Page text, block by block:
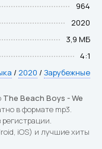
964
2020
3,9 МБ
4:1
/ 2020 /Зарубежные
The Beach Boys - We
в формате mp3.
iOS) и лучшие хиты